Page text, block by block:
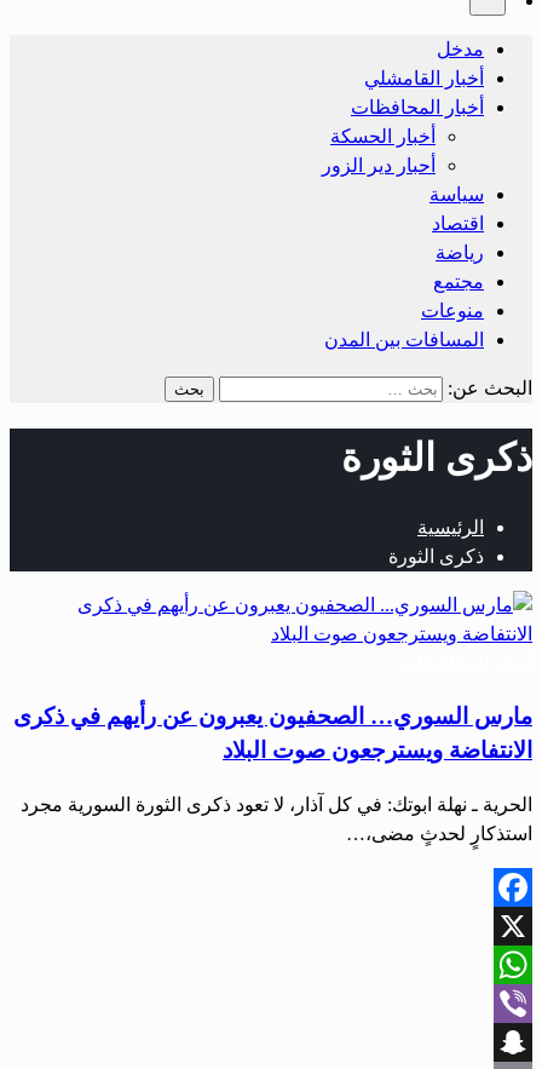
مدخل
أخبار القامشلي
أخبار المحافظات
أخبار الحسكة
أحبار دير الزور
سياسة
اقتصاد
رياضة
مجتمع
منوعات
المسافات بين المدن
البحث عن:
ذكرى الثورة
الرئيسية
ذكرى الثورة
مارس السوري… الصحفيون يعبرون عن رأيهم في ذكرى
الانتفاضة ويسترجعون صوت البلاد
الحرية ـ نهلة ابوتك: في كل آذار، لا تعود ذكرى الثورة السورية مجرد
استذكارٍ لحدثٍ مضى،…
Facebook
X
WhatsApp
Viber